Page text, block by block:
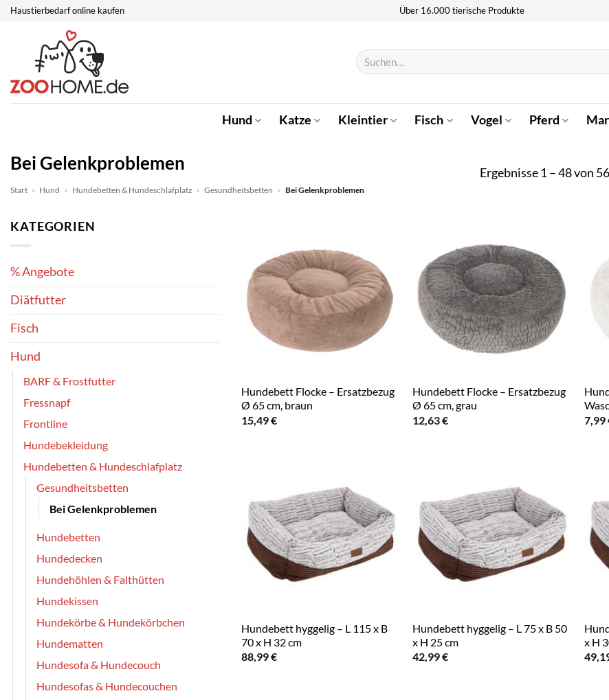
Zum
springen
Haustierbedarf online kaufen Über 16.000 tierische Produkte
Suchen
nach:
Hund Katze Kleintier Fisch Vogel Pferd
Bei Gelenkproblemen
Start » Hund » Hundebetten & Hundeschlafplatz » Gesundheitsbetten » Bei Gelenkproblemen
Ergebnisse 1 – 48 von
KATEGORIEN
% Angebote
Diätfutter
Fisch
Hund
BARF & Frostfutter
Fressnapf
Frontline
Hundebekleidung
Hundebetten & Hundeschlafplatz
Gesundheitsbetten
Bei Gelenkproblemen
Hundebetten
Hundedecken
Hundehöhlen & Falthütten
Hundekissen
Hundekörbe & Hundekörbchen
Hundematten
Hundesofa & Hundecouch
Hundesofas & Hundecouchen
Hundebett Flocke – Ersatzbezug
Ø 65 cm, braun
15,49€
Hundebett Flocke – Ersatzbezug
Ø 65 cm, grau
12,63€
7,99
Hundebett hyggelig – L 115 x B
70 x H 32 cm
88,99€
Hundebett hyggelig – L 75 x B 50
x H 25 cm
42,99€
x H